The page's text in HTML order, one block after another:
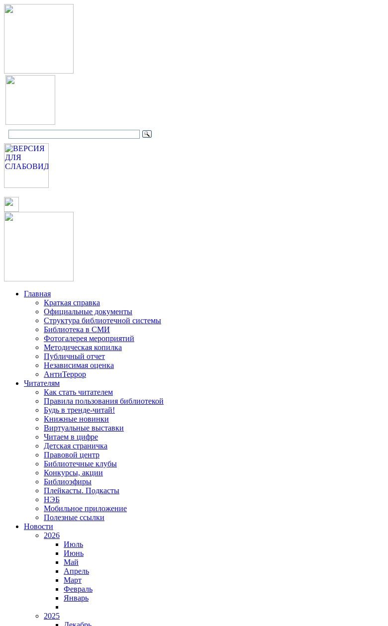
Главная
Краткая справка
Официальные документы
Структура библиотечной системы
Библиотека в СМИ
Фотогалерея мероприятий
Методическая копилка
Публичный отчет
Независимая оценка
АнтиТеррор
Читателям
Как стать читателем
Правила пользования библиотекой
Будь в тренде-читай!
Книжные новинки
Виртуальные выставки
Читаем в цифре
Детская страничка
Правовой центр
Библиотечные клубы
Конкурсы, акции
Библиоэфиры
Плейкасты. Подкасты
НЭБ
Мобильное приложение
Полезные ссылки
Новости
2026
Июль
Июнь
Май
Апрель
Март
Февраль
Январь
2025